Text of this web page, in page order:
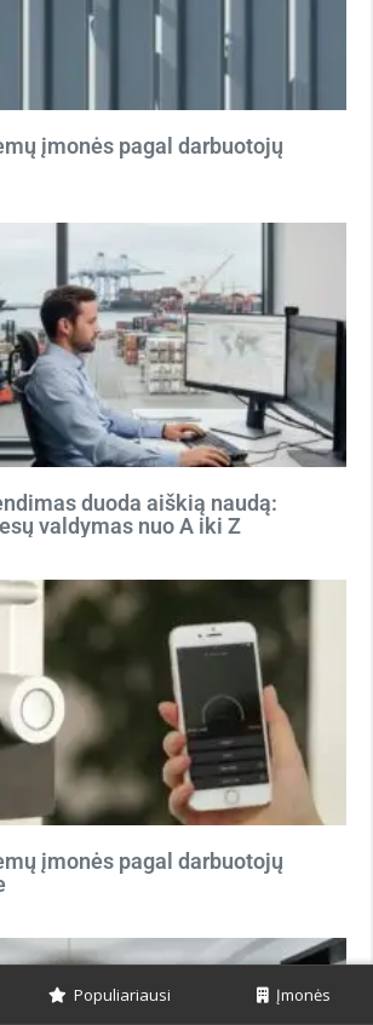
įmonės pagal darbuotojų
duoda aiškią naudą:
valdymas nuo A iki Z
įmonės pagal darbuotojų
Populiariausi Įmonės